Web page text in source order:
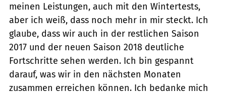
meinen Leistungen, auch mit den Wintertests,
aber ich weiß, dass noch mehr in mir steckt. Ich
glaube, dass wir auch in der restlichen Saison
2017 und der neuen Saison 2018 deutliche
Fortschritte sehen werden. Ich bin gespannt
darauf, was wir in den nächsten Monaten
zusammen erreichen können. Ich bedanke mich